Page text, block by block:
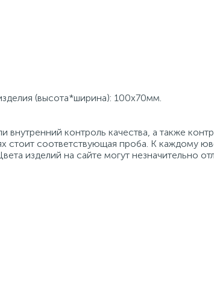
(высота*ширина): 100х70мм.
контроль качества, а также
стоит соответствующая проба. К каждому
изделий на сайте могут незначительно